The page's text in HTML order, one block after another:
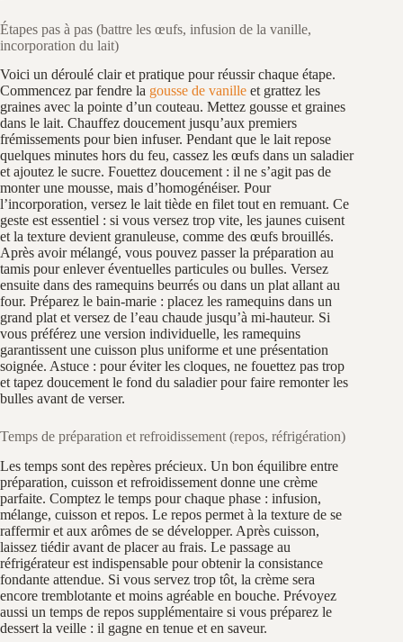
Étapes pas à pas (battre les œufs, infusion de la vanille,
incorporation du lait)
Voici un déroulé clair et pratique pour réussir chaque étape.
Commencez par fendre la gousse de vanille et grattez les
graines avec la pointe d’un couteau. Mettez gousse et graines
dans le lait. Chauffez doucement jusqu’aux premiers
frémissements pour bien infuser. Pendant que le lait repose
quelques minutes hors du feu, cassez les œufs dans un saladier
et ajoutez le sucre. Fouettez doucement : il ne s’agit pas de
monter une mousse, mais d’homogénéiser. Pour
l’incorporation, versez le lait tiède en filet tout en remuant. Ce
geste est essentiel : si vous versez trop vite, les jaunes cuisent
et la texture devient granuleuse, comme des œufs brouillés.
Après avoir mélangé, vous pouvez passer la préparation au
tamis pour enlever éventuelles particules ou bulles. Versez
ensuite dans des ramequins beurrés ou dans un plat allant au
four. Préparez le bain-marie : placez les ramequins dans un
grand plat et versez de l’eau chaude jusqu’à mi-hauteur. Si
vous préférez une version individuelle, les ramequins
garantissent une cuisson plus uniforme et une présentation
soignée. Astuce : pour éviter les cloques, ne fouettez pas trop
et tapez doucement le fond du saladier pour faire remonter les
bulles avant de verser.
Temps de préparation et refroidissement (repos, réfrigération)
Les temps sont des repères précieux. Un bon équilibre entre
préparation, cuisson et refroidissement donne une crème
parfaite. Comptez le temps pour chaque phase : infusion,
mélange, cuisson et repos. Le repos permet à la texture de se
raffermir et aux arômes de se développer. Après cuisson,
laissez tiédir avant de placer au frais. Le passage au
réfrigérateur est indispensable pour obtenir la consistance
fondante attendue. Si vous servez trop tôt, la crème sera
encore tremblotante et moins agréable en bouche. Prévoyez
aussi un temps de repos supplémentaire si vous préparez le
dessert la veille : il gagne en tenue et en saveur.